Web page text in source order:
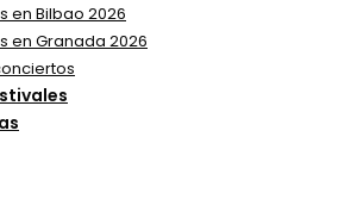
en Bilbao 2026
en Granada 2026